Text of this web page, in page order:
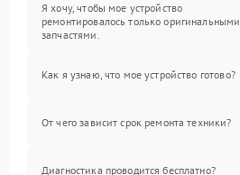
Я хочу, чтобы мое устройство
ремонтировалось только оригинальными
запчастями.
Как я узнаю, что мое устройство готово?
От чего зависит срок ремонта техники?
Диагностика проводится бесплатно?